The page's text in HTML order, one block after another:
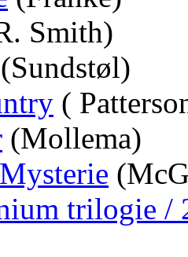
Smith)
(Sundstøl)
(
(Mollema)
trilogie /